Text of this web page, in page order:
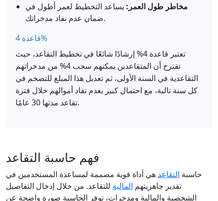
مخاطر طول العمر: يساعد التخطيط لعمر أطول في
ضمان عدم نفاد مدخراتك.
قاعدة 4%
تعتبر قاعدة 4% إرشادًا شائعًا في تخطيط التقاعد، حيث
تقترح أن المتقاعدين يمكنهم سحب 4% من مدخراتهم
التقاعدية في السنة الأولى، ثم تعديل هذا المبلغ للتضخم في
كل سنة تالية، مع احتمال كبير بعدم نفاد أموالهم خلال فترة
تقاعد مدتها 30 عامًا.
فهم حاسبة التقاعد
حاسبة التقاعد هي أداة قوية مصممة لمساعدة المستخدمين في
تقدير جاهزيتهم المالية للتقاعد. من خلال إدخال التفاصيل
الشخصية والمالية ومدخرات، توفر الحاسبة صورة واضحة عن